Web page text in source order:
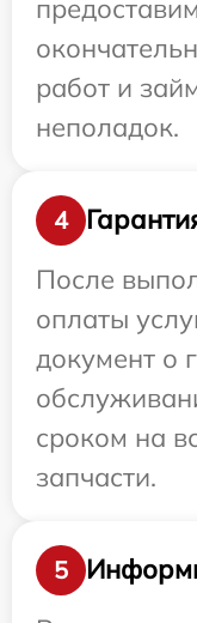
работ и
неполадок.
4
После
оплаты
документ о
сроком на
запчасти.
5